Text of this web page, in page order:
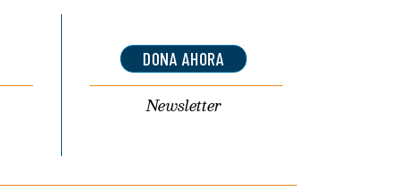
DONA AHORA
Newsletter